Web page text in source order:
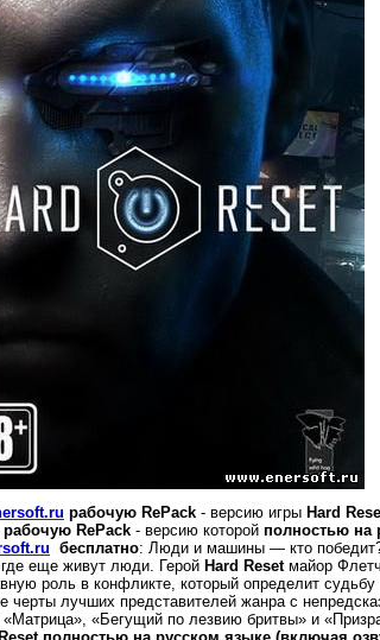
рабочую RePack - версию игры Hard
рабочую RePack - версию которой полностью на
бесплатно: Люди и машины — кто
еще живут люди. Герой Hard Resetмайор
роль в конфликте, который определит
черты лучших представителей жанра с
«Бегущий по лезвию бритвы» и